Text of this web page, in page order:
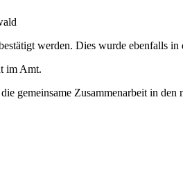
werden. Dies wurde ebenfalls in
im Amt.
gemeinsame Zusammenarbeit in den